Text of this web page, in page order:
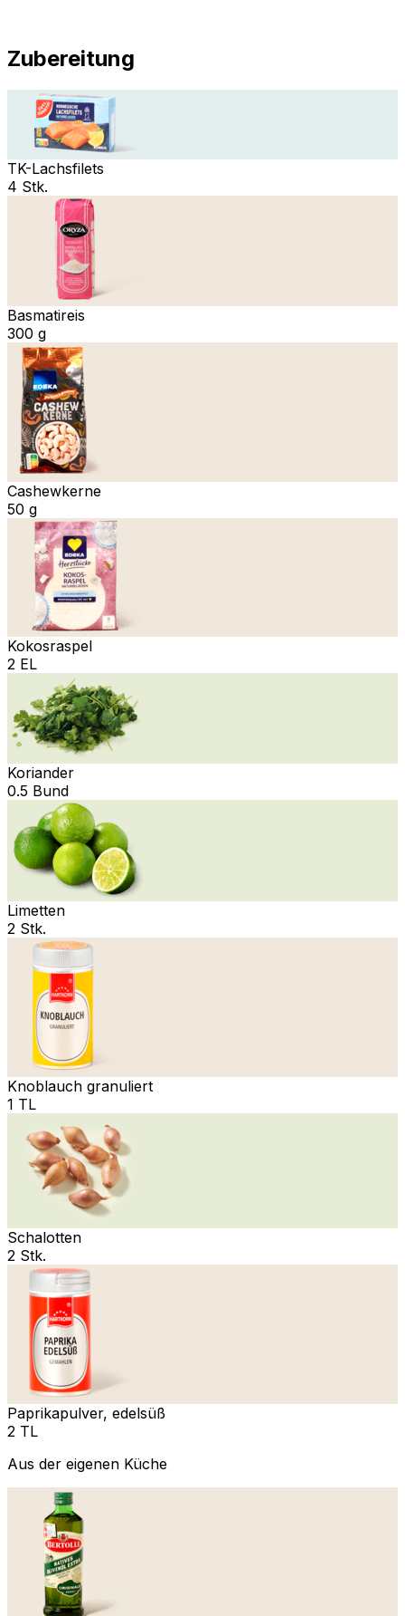
Zubereitung
TK-Lachsfilets
4 Stk.
Basmatireis
300 g
Cashewkerne
50 g
Kokosraspel
2 EL
Koriander
0.5 Bund
Limetten
2 Stk.
Knoblauch granuliert
1 TL
Schalotten
2 Stk.
Paprikapulver, edelsüß
2 TL
Aus der eigenen Küche